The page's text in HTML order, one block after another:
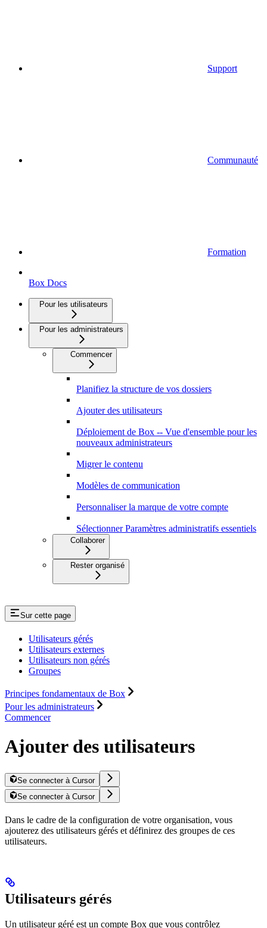
Support
Communauté
Formation
Box Docs
Pour les utilisateurs
Pour les administrateurs
Commencer
Planifiez la structure de vos dossiers
Ajouter des utilisateurs
Déploiement de Box -- Vue d'ensemble pour les
nouveaux administrateurs
Migrer le contenu
Modèles de communication
Personnaliser la marque de votre compte
Sélectionner Paramètres administratifs essentiels
Collaborer
Rester organisé
Sur cette page
Utilisateurs gérés
Utilisateurs externes
Utilisateurs non gérés
Groupes
Principes fondamentaux de Box
Pour les administrateurs
Commencer
Ajouter des utilisateurs
Se connecter à Cursor
Se connecter à Cursor
Dans le cadre de la configuration de votre organisation, vous
ajouterez des utilisateurs gérés et définirez des groupes de ces
utilisateurs.
Utilisateurs gérés
Un utilisateur géré est un compte Box que vous contrôlez